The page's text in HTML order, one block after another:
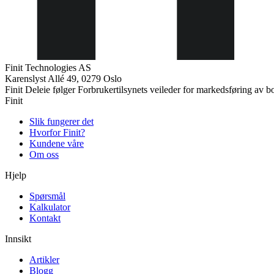
Finit Technologies AS
Karenslyst Allé 49, 0279 Oslo
Finit Deleie følger Forbrukertilsynets veileder for markedsføring av
Finit
Slik fungerer det
Hvorfor Finit?
Kundene våre
Om oss
Hjelp
Spørsmål
Kalkulator
Kontakt
Innsikt
Artikler
Blogg